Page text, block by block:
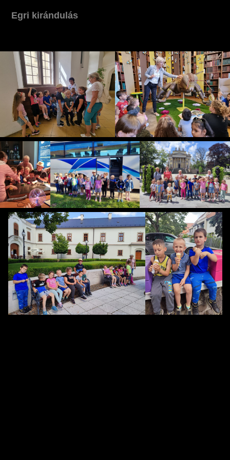
Egri kirándulás